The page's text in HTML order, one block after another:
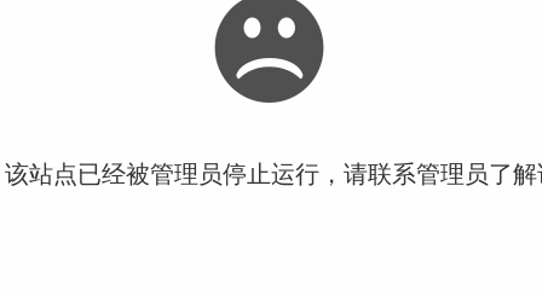
站点已经被管理员停止运行，请联系管理员了